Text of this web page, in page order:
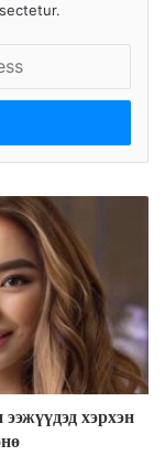
хэрхэн